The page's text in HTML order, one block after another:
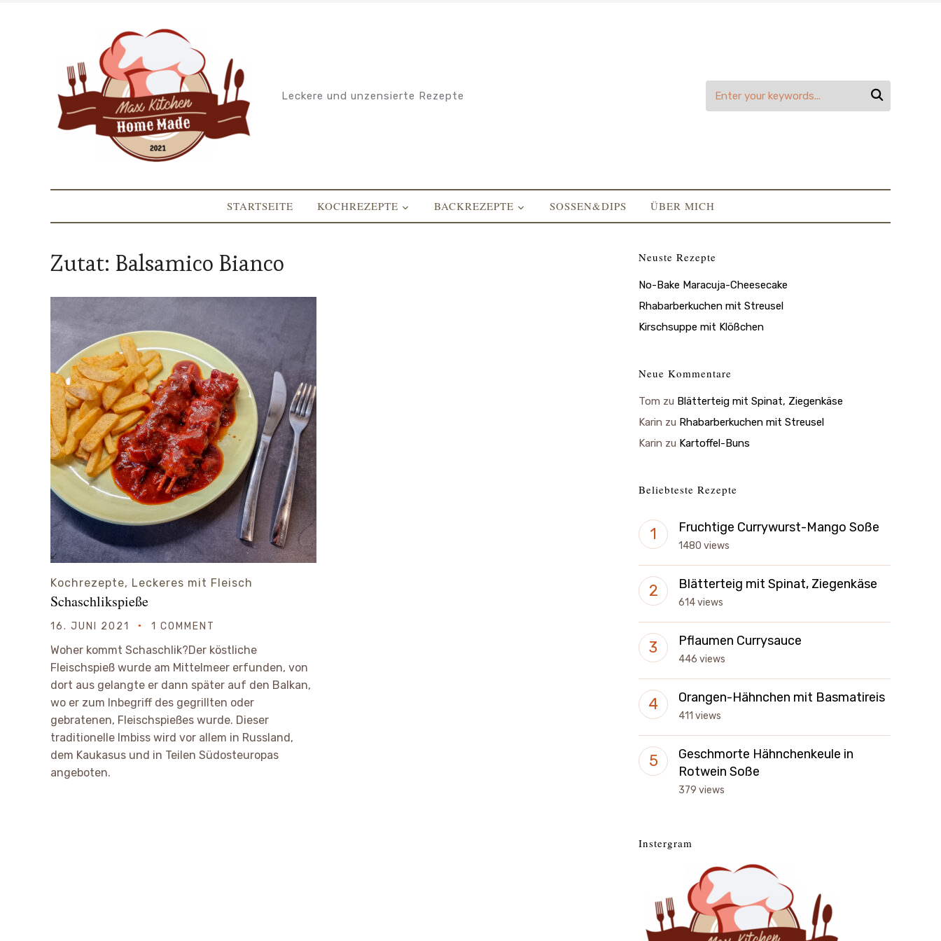
Leckere und unzensierte Rezepte 
STARTSEITE KOCHREZEPTE BACKREZEPTE SOSSEN&DIPS ÜBER MICH
Zutat: Balsamico Bianco
Kochrezepte, Leckeres mit Fleisch
Schaschlikspieße
16. JUNI 2021 1 COMMENT
Woher kommt Schaschlik?Der köstliche
Fleischspieß wurde am Mittelmeer erfunden, von
dort aus gelangte er dann später auf den Balkan,
wo er zum Inbegriff des gegrillten oder
gebratenen, Fleischspießes wurde. Dieser
traditionelle Imbiss wird vor allem in Russland,
dem Kaukasus und in Teilen Südosteuropas
angeboten.
Neuste Rezepte
No-Bake Maracuja-Cheesecake
Rhabarberkuchen mit Streusel
Kirschsuppe mit Klößchen
Neue Kommentare
Tom zu Blätterteig mit Spinat, Ziegenkäse
Karin zu Rhabarberkuchen mit Streusel
Karin zu Kartoffel-Buns
Beliebteste Rezepte
Fruchtige Currywurst-Mango Soße
1480 views
Blätterteig mit Spinat, Ziegenkäse
614 views
Pflaumen Currysauce
446 views
Orangen-Hähnchen mit Basmatireis
411 views
Geschmorte Hähnchenkeule in
Rotwein Soße
379 views
Instergram